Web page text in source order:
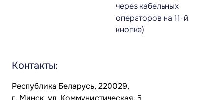
через кабельных
операторов на 11-й
кнопке)
Контакты:
Республика Беларусь, 220029,
г. Минск, ул. Коммунистическая, 6